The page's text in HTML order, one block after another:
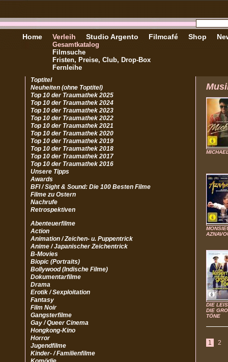
Home Verleih
Gesamtkatalog
Filmsuche
Fristen, Preise, Club, Drop-Box
Fernleihe
Studio Argento Filmcafé Shop
Toptitel
Neuheiten (ohne Toptitel)
Top 10 der Traumathek 2025
Top 10 der Traumathek 2024
Top 10 der Traumathek 2023
Top 10 der Traumathek 2022
Top 10 der Traumathek 2021
Top 10 der Traumathek 2020
Top 10 der Traumathek 2019
Top 10 der Traumathek 2018
Top 10 der Traumathek 2017
Top 10 der Traumathek 2016
Unsere Tipps
Awards
BFI / Sight & Sound: Die 100 Besten Filme
Filme zu Ostern
Nachrufe
Retrospektiven
Abenteuerfilme
Action
Animation / Zeichen- u. Puppentrick
Anime / Japanischer Zeichentrick
B-Movies
Biopic (Portraits)
Bollywood (Indische Filme)
Dokumentarfilme
Drama
Erotik / Sexploitation
Fantasy
Film Noir
Gangsterfilme
Gay / Queer Cinema
Hongkong-Kino
Horror
Jugendfilme
Kinder- / Familienfilme
DIE
DIE
TÖNE
1 2